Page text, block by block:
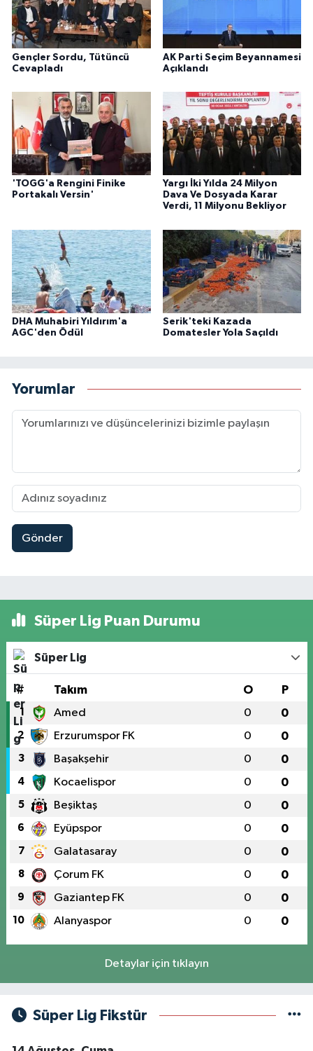
Gençler Sordu, Tütüncü
Cevapladı
AK Parti Seçim Beyannamesi
Açıklandı
'TOGG'a Rengini Finike
Portakalı Versin'
Yargı İki Yılda 24 Milyon
Dava Ve Dosyada Karar
Verdi, 11 Milyonu Bekliyor
DHA Muhabiri Yıldırım'a
AGC'den Ödül
Serik'teki Kazada
Domatesler Yola Saçıldı
Yorumlar
Gönder
Süper Lig Puan Durumu
Süper Lig
# Takım O P
1 Amed 0 0
2 Erzurumspor FK 0 0
3 Başakşehir 0 0
4 Kocaelispor 0 0
5 Beşiktaş 0 0
6 Eyüpspor 0 0
7 Galatasaray 0 0
8 Çorum FK 0 0
9 Gaziantep FK 0 0
10 Alanyaspor 0 0
Detaylar için tıklayın
Süper Lig Fikstür